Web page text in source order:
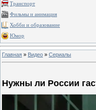
Транспорт
Фильмы и анимация
Хобби и образование
Юмор
Главная » Видео » Сериалы
Нужны ли России